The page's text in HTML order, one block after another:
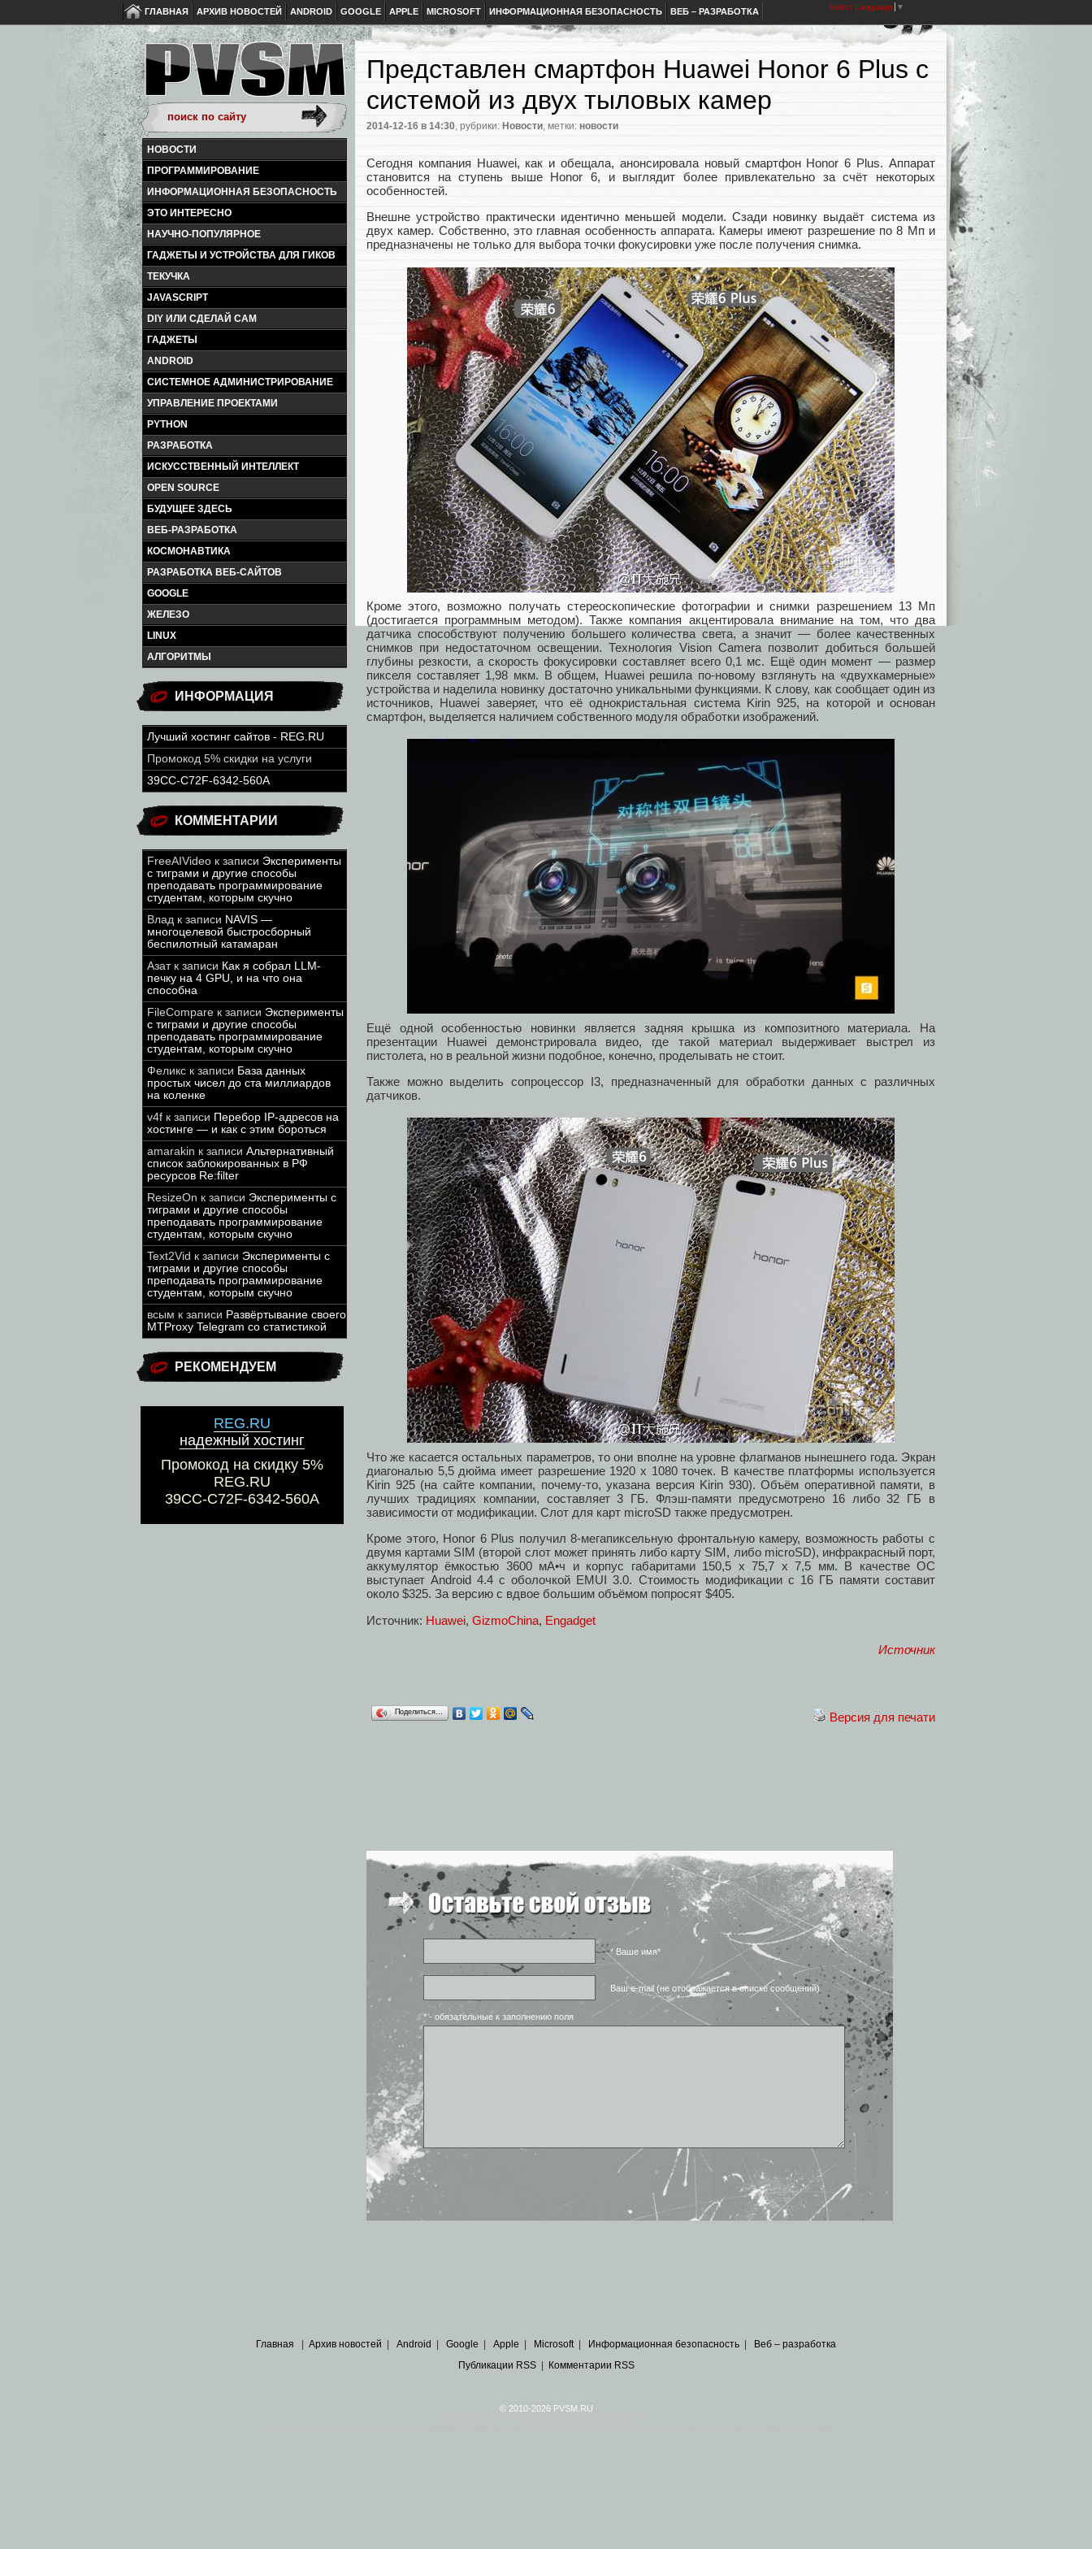
ГЛАВНАЯ АРХИВ НОВОСТЕЙ ANDROID GOOGLE APPLE MICROSOFT ИНФОРМАЦИОННАЯ БЕЗОПАСНОСТЬ ВЕБ – РАЗРАБОТКА Select Language ▼
НОВОСТИ
ПРОГРАММИРОВАНИЕ
ИНФОРМАЦИОННАЯ БЕЗОПАСНОСТЬ
ЭТО ИНТЕРЕСНО
НАУЧНО-ПОПУЛЯРНОЕ
ГАДЖЕТЫ И УСТРОЙСТВА ДЛЯ ГИКОВ
ТЕКУЧКА
JAVASCRIPT
DIY ИЛИ СДЕЛАЙ САМ
ГАДЖЕТЫ
ANDROID
СИСТЕМНОЕ АДМИНИСТРИРОВАНИЕ
УПРАВЛЕНИЕ ПРОЕКТАМИ
PYTHON
РАЗРАБОТКА
ИСКУССТВЕННЫЙ ИНТЕЛЛЕКТ
OPEN SOURCE
БУДУЩЕЕ ЗДЕСЬ
ВЕБ-РАЗРАБОТКА
КОСМОНАВТИКА
РАЗРАБОТКА ВЕБ-САЙТОВ
GOOGLE
ЖЕЛЕЗО
LINUX
АЛГОРИТМЫ
ИНФОРМАЦИЯ
Лучший хостинг сайтов - REG.RU
Промокод 5% скидки на услуги
39CC-C72F-6342-560A
КОММЕНТАРИИ
FreeAIVideo к записи Эксперименты
с тиграми и другие способы
преподавать программирование
студентам, которым скучно
Влад к записи NAVIS —
многоцелевой быстросборный
беспилотный катамаран
Азатк записи Как я собрал LLM-
печку на 4 GPU, и на что она
способна
FileCompare к записи Эксперименты
с тиграми и другие способы
преподавать программирование
студентам, которым скучно
Феликс к записи База данных
простых чисел до ста миллиардов
на коленке
v4f к записи Перебор IP-адресов на
хостинге — и как с этим бороться
amarakin к записи Альтернативный
список заблокированных в РФ
ресурсов Re:filter
ResizeOn к записи Эксперименты с
тиграми и другие способы
преподавать программирование
студентам, которым скучно
Text2Vid к записи Эксперименты с
тиграми и другие способы
преподавать программирование
студентам, которым скучно
всым к записи Развёртывание своего
MTProxy Telegram со статистикой
РЕКОМЕНДУЕМ
REG.RU
надежный хостинг
Промокод на скидку 5%
REG.RU
39CC-C72F-6342-560A
Представлен смартфон Huawei Honor 6 Plus с
системой из двух тыловых камер
2014-12-16 в 14:30, рубрики: Новости, метки: новости
Сегодня компания Huawei, как и обещала, анонсировала новый смартфон Honor 6 Plus. Аппарат
становится на ступень выше Honor 6, и выглядит более привлекательно за счёт некоторых
особенностей.
Внешне устройство практически идентично меньшей модели. Сзади новинку выдаёт система из
двух камер. Собственно, это главная особенность аппарата. Камеры имеют разрешение по 8 Мп и
предназначены не только для выбора точки фокусировки уже после получения снимка.
Кроме этого, возможно получать стереоскопические фотографии и снимки разрешением 13 Мп
(достигается программным методом). Также компания акцентировала внимание на том, что два
датчика способствуют получению большего количества света, а значит — более качественных
снимков при недостаточном освещении. Технология Vision Camera позволит добиться большей
глубины резкости, а скорость фокусировки составляет всего 0,1 мс. Ещё один момент — размер
пикселя составляет 1,98 мкм. В общем, Huawei решила по-новому взглянуть на «двухкамерные»
устройства и наделила новинку достаточно уникальными функциями. К слову, как сообщает один из
источников, Huawei заверяет, что её однокристальная система Kirin 925, на которой и основан
смартфон, выделяется наличием собственного модуля обработки изображений.
Ещё одной особенностью новинки является задняя крышка из композитного материала. На
презентации Huawei демонстрировала видео, где такой материал выдерживает выстрел из
пистолета, но в реальной жизни подобное, конечно, проделывать не стоит.
Также можно выделить сопроцессор I3, предназначенный для обработки данных с различных
датчиков.
Что же касается остальных параметров, то они вполне на уровне флагманов нынешнего года. Экран
диагональю 5,5 дюйма имеет разрешение 1920 х 1080 точек. В качестве платформы используется
Kirin 925 (на сайте компании, почему-то, указана версия Kirin 930). Объём оперативной памяти, в
лучших традициях компании, составляет 3 ГБ. Флэш-памяти предусмотрено 16 либо 32 ГБ в
зависимости от модификации. Слот для карт microSD также предусмотрен.
Кроме этого, Honor 6 Plus получил 8-мегапиксельную фронтальную камеру, возможность работы с
двумя картами SIM (второй слот может принять либо карту SIM, либо microSD), инфракрасный порт,
аккумулятор ёмкостью 3600 мА•ч и корпус габаритами 150,5 х 75,7 х 7,5 мм. В качестве ОС
выступает Android 4.4 c оболочкой EMUI 3.0. Стоимость модификации с 16 ГБ памяти составит
около $325. За версию с вдвое большим объёмом попросят $405.
Источник: Huawei, GizmoChina, Engadget
Источник
Версия для печати
Поделиться…
* Ваше имя*
Ваш e-mail (не отображается в списке сообщений)
* - обязательные к заполнению поля
Главная Архив новостей Android Google Apple Microsoft| Информационная безопасность
Веб – разработка
Публикации RSS| Комментарии RSS
© 2010-2026 PVSM.RU